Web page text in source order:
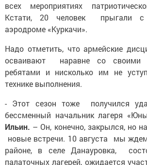
всех мероприятиях
Кстати, 20 человек прыгали
аэродроме «Куркачи».
Надо отметить, что армейские
осваивают наравне со своими
ребятами и нисколько им не
технике выполнения.
- Этот сезон тоже получился
бессменный начальник лагеря
Ильин. – Он, конечно, закрылся, но
новые встречи. 10 августа мы
районе, в селе Данауровка,
палаточных лагерей, ожидается